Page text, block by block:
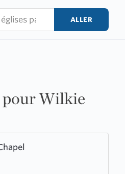
ALLER
pour Wilkie